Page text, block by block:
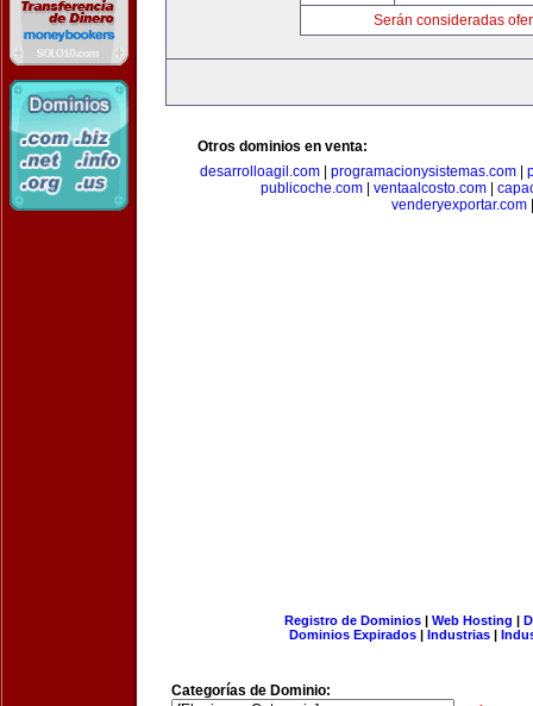
Serán consideradas
Otros dominios en venta:
desarrolloagil.com
programacionysistemas.com
publicoche.com
ventaalcosto.com
venderyexportar.com
Registro de Dominios| Web Hosting |
Dominios Expirados | Industrias |
Categorías de Dominio: